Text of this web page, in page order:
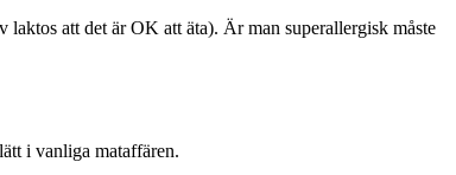
att det är OK att äta). Är man superallergisk måste
i vanliga mataffären.